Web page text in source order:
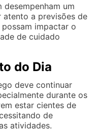
um
a previsões de
impactar o
de cuidado
do Dia
deve continuar
durante os
estar cientes de
de
atividades.